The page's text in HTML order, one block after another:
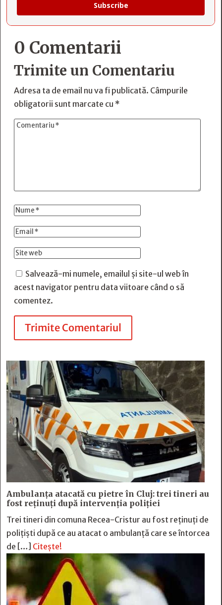
Subscribe
0 Comentarii
Trimite un Comentariu
Adresa ta de email nu va fi publicată. Câmpurile
obligatorii sunt marcate cu *
Salvează-mi numele, emailul și site-ul web în
acest navigator pentru data viitoare când o să
comentez.
Trimite Comentariul
Ambulanța atacată cu pietre în Cluj: trei tineri au
fost reținuți după intervenția poliției
Trei tineri din comuna Recea-Cristur au fost reținuți de
polițiști după ce au atacat o ambulanță care se întorcea
de […] Citește!